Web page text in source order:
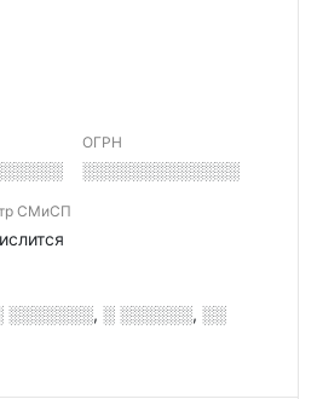
ОГРН
░░░░░░░░░░░░░
СМиСП
░░░░░░░, ░ ░░░░░░, ░░